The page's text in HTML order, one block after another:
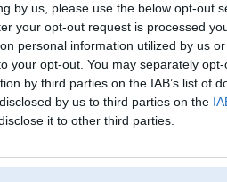
by us, please use the below opt-out
your opt-out request is processed
personal information utilized by us
your opt-out. You may separately
by third parties on the IAB’s list of
by us to third parties on the
it to other third parties.
coachoutlet11
0
ziņojumi forumā